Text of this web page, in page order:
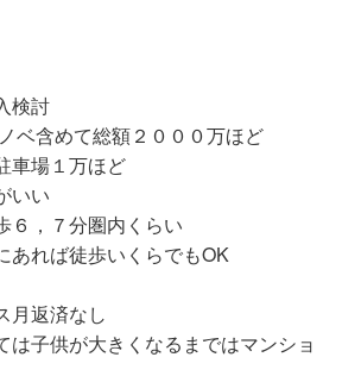
検討
ベ含めて総額２０００万ほど
車場１万ほど
いい
６，７分圏内くらい
あれば徒歩いくらでもOK
月返済なし
は子供が大きくなるまではマンショ